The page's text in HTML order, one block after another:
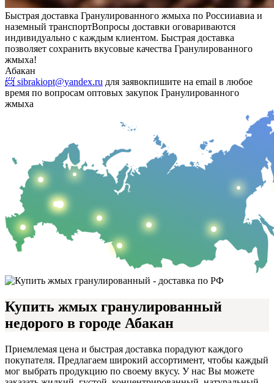
Быстрая доставка Гранулированного жмыха по Россииавиа и
наземный транспортВопросы доставки оговариваются
индивидуально с каждым клиентом. Быстрая доставка
позволяет сохранить вкусовые качества Гранулированного
жмыха!
Абакан
📨 sibrakiopt@yandex.ru для заявокпишите на email в любое
время по вопросам оптовых закупок Гранулированного
жмыха
Купить жмых гранулированный
недорого в городе Абакан
Приемлемая цена и быстрая доставка порадуют каждого
покупателя. Предлагаем широкий ассортимент, чтобы каждый
мог выбрать продукцию по своему вкусу. У нас Вы можете